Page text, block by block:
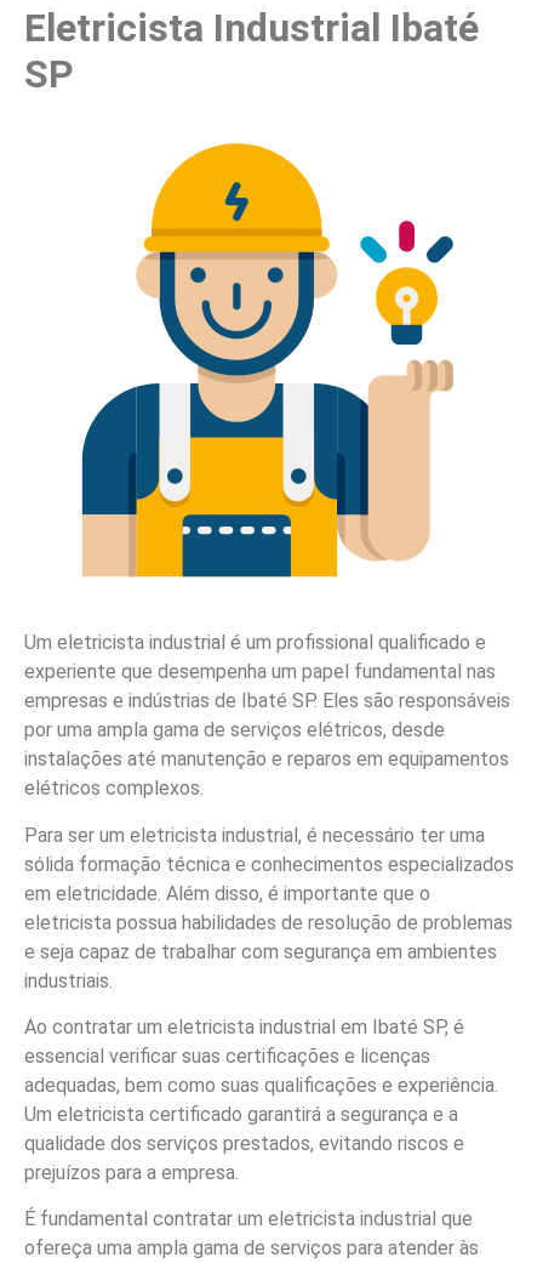
Eletricista Industrial Ibaté
SP
Um eletricista industrial é um profissional qualificado e
experiente que desempenha um papel fundamental nas
empresas e indústrias de Ibaté SP. Eles são responsáveis
por uma ampla gama de serviços elétricos, desde
instalações até manutenção e reparos em equipamentos
elétricos complexos.
Para ser um eletricista industrial, é necessário ter uma
sólida formação técnica e conhecimentos especializados
em eletricidade. Além disso, é importante que o
eletricista possua habilidades de resolução de problemas
e seja capaz de trabalhar com segurança em ambientes
industriais.
Ao contratar um eletricista industrial em Ibaté SP, é
essencial verificar suas certificações e licenças
adequadas, bem como suas qualificações e experiência.
Um eletricista certificado garantirá a segurança e a
qualidade dos serviços prestados, evitando riscos e
prejuízos para a empresa.
É fundamental contratar um eletricista industrial que
ofereça uma ampla gama de serviços para atender às